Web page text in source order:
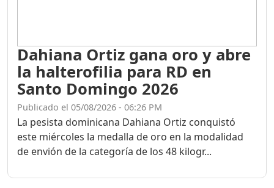
Dahiana Ortiz gana oro y abre
la halterofilia para RD en
Santo Domingo 2026
Publicado el 05/08/2026 - 06:26 PM
La pesista dominicana Dahiana Ortiz conquistó
este miércoles la medalla de oro en la modalidad
de envión de la categoría de los 48 kilogr...